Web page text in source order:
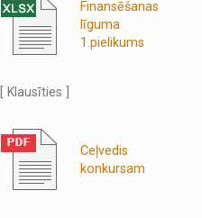
Finansēšanas
līguma
1.pielikums
[ Klausīties ]
Ceļvedis
konkursam